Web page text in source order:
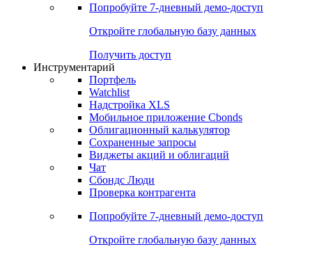
Попробуйте 7-дневный демо-доступ
Откройте глобальную базу данных
Получить доступ
Инструментарий
Портфель
Watchlist
Надстройка XLS
Мобильное приложение Cbonds
Облигационный калькулятор
Сохраненные запросы
Виджеты акций и облигаций
Чат
Сбондс Люди
Проверка контрагента
Попробуйте 7-дневный демо-доступ
Откройте глобальную базу данных